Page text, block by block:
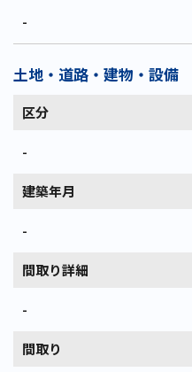
-
土地・道路・建物・設備
区分
-
建築年月
-
間取り詳細
-
間取り